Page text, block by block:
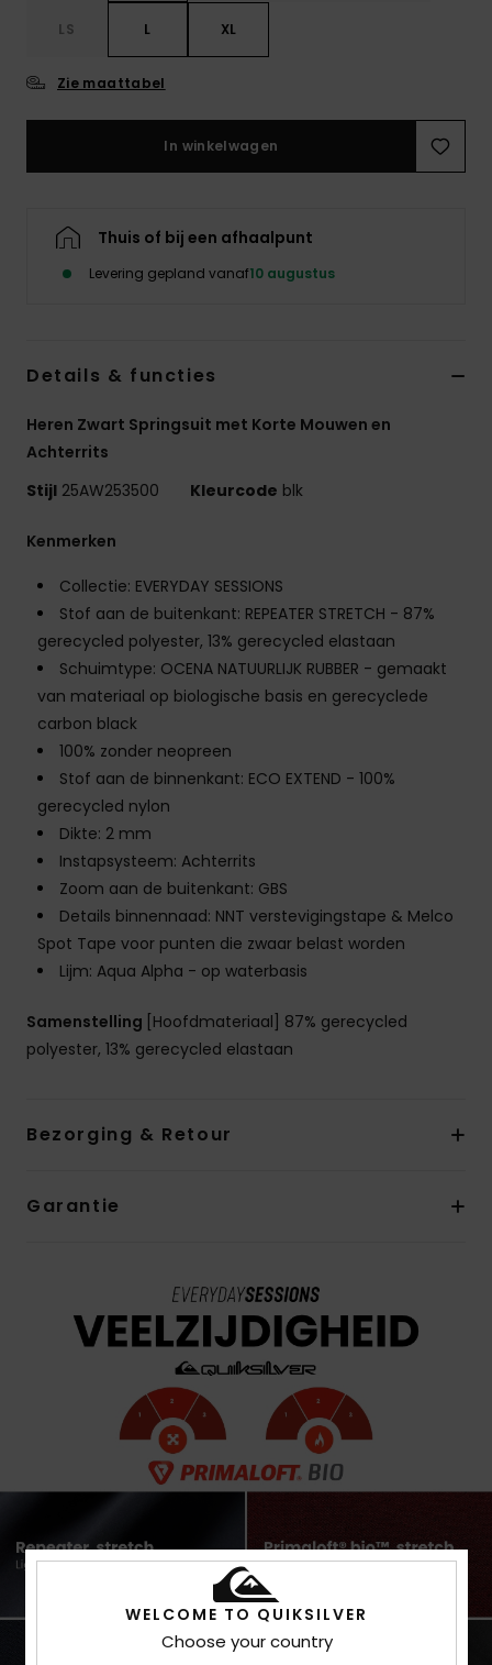
LS L XL
Zie maattabel
In winkelwagen
Thuis of bij een afhaalpunt
Levering gepland vanaf10 augustus
Details & functies
Heren Zwart Springsuit met Korte Mouwen en
Achterrits
Stijl 25AW253500 Kleurcode blk
Kenmerken
Collectie: EVERYDAY SESSIONS
Stof aan de buitenkant: REPEATER STRETCH - 87%
gerecycled polyester, 13% gerecycled elastaan
Schuimtype: OCENA NATUURLIJK RUBBER - gemaakt
van materiaal op biologische basis en gerecyclede
carbon black
100% zonder neopreen
Stof aan de binnenkant: ECO EXTEND - 100%
gerecycled nylon
Dikte: 2 mm
Instapsysteem: Achterrits
Zoom aan de buitenkant: GBS
Details binnennaad: NNT verstevigingstape & Melco
Spot Tape voor punten die zwaar belast worden
Lijm: Aqua Alpha - op waterbasis
Samenstelling [Hoofdmateriaal] 87% gerecycled
polyester, 13% gerecycled elastaan
Bezorging & Retour
Garantie
WELCOME TO QUIKSILVER
Choose your country